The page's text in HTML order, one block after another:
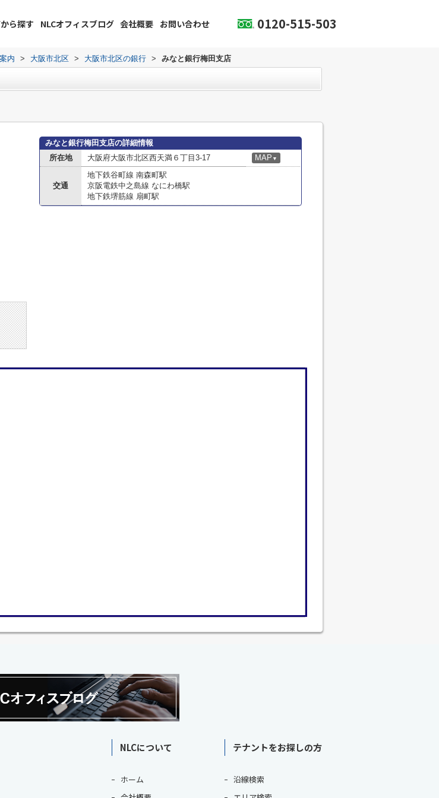
ら探す NLCオフィスブログ 会社概要 お問い合わせ 0120-515-503
内 > 大阪市北区 > 大阪市北区の銀行 > みなと銀行梅田支店
みなと銀行梅田支店の詳細情報
所在地
大阪府大阪市北区西天満６丁目3-17 MAP ▼
交通
地下鉄谷町線 南森町駅
京阪電鉄中之島線 なにわ橋駅
地下鉄堺筋線 扇町駅
NLCについて
ホーム
テナントをお探しの方
沿線検索